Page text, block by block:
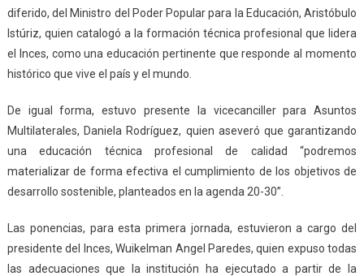
diferido, del Ministro del Poder Popular para la Educación, Aristóbulo
Istúriz, quien catalogó a la formación técnica profesional que lidera
el Inces, como una educación pertinente que responde al momento
histórico que vive el país y el mundo.
De igual forma, estuvo presente la vicecanciller para Asuntos
Multilaterales, Daniela Rodríguez, quien aseveró que garantizando
una educación técnica profesional de calidad “podremos
materializar de forma efectiva el cumplimiento de los objetivos de
desarrollo sostenible, planteados en la agenda 20-30”.
Las ponencias, para esta primera jornada, estuvieron a cargo del
presidente del Inces, Wuikelman Angel Paredes, quien expuso todas
las adecuaciones que la institución ha ejecutado a partir de la